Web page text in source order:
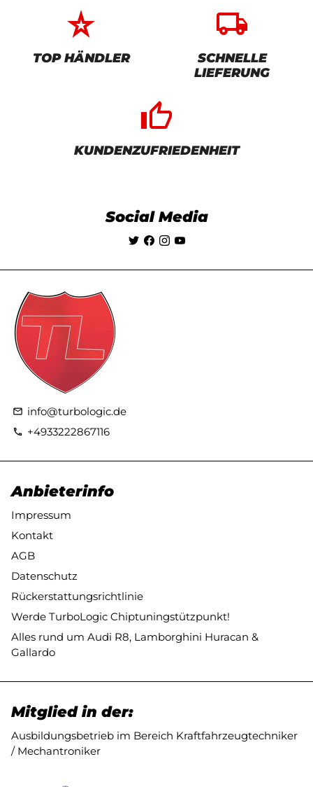
star_rate
TOP HÄNDLER
local_shipping
SCHNELLE
LIEFERUNG
thumb_up_alt
KUNDENZUFRIEDENHEIT
Social Media
email info@turbologic.de
phone +4933222867116
Anbieterinfo
Impressum
Kontakt
AGB
Datenschutz
Rückerstattungsrichtlinie
Werde TurboLogic Chiptuningstützpunkt!
Alles rund um Audi R8, Lamborghini Huracan &
Gallardo
Mitglied in der:
Ausbildungsbetrieb im Bereich Kraftfahrzeugtechniker
/ Mechantroniker